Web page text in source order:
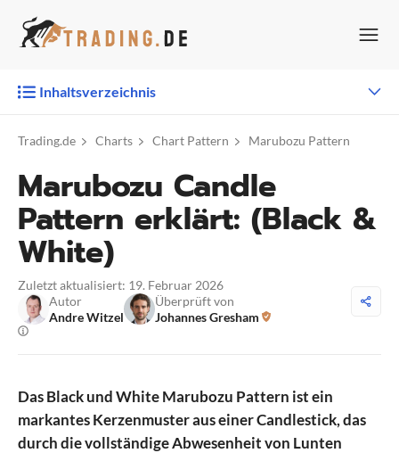
Inhalt
Inhaltsverzeichnis
Trading.de Charts Chart Pattern Marubozu Pattern
Marubozu Candle
Pattern erklärt: (Black &
White)
Zuletzt aktualisiert: 19. Februar 2026
Autor
Andre Witzel
Überprüft von
Johannes Gresham
Das Black und White Marubozu Pattern ist ein
markantes Kerzenmuster aus einer Candlestick, das
durch die vollständige Abwesenheit von Lunten